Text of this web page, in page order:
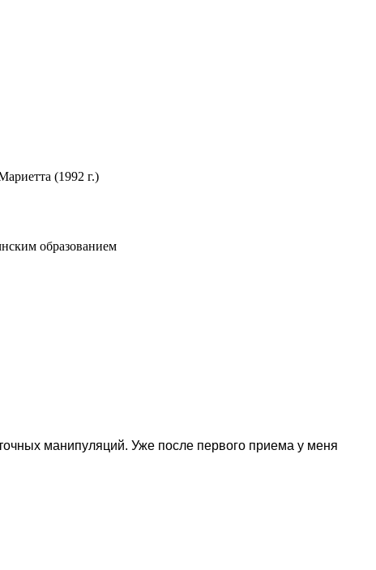
(1992 г.)
образованием
манипуляций. Уже после первого приема у меня